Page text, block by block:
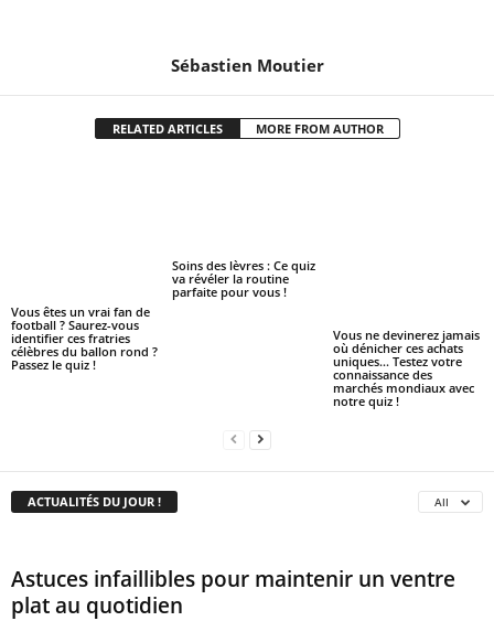
Sébastien Moutier
RELATED ARTICLES MORE FROM AUTHOR
Vous êtes un vrai fan de
football ? Saurez-vous
identifier ces fratries
célèbres du ballon rond ?
Passez le quiz !
Soins des lèvres : Ce quiz
va révéler la routine
parfaite pour vous !
Vous ne devinerez jamais
où dénicher ces achats
uniques… Testez votre
connaissance des
marchés mondiaux avec
notre quiz !
ACTUALITÉS DU JOUR ! All
Astuces infaillibles pour maintenir un ventre
plat au quotidien